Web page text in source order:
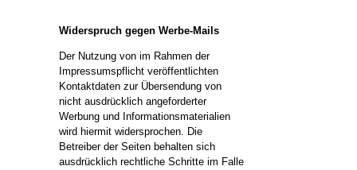
Widerspruch gegen Werbe-Mails
Der Nutzung von im Rahmen der
Impressumspflicht veröffentlichten
Kontaktdaten zur Übersendung von
nicht ausdrücklich angeforderter
Werbung und Informationsmaterialien
wird hiermit widersprochen. Die
Betreiber der Seiten behalten sich
ausdrücklich rechtliche Schritte im Falle